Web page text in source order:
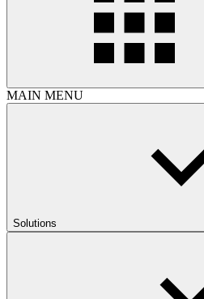
MAIN MENU
Solutions